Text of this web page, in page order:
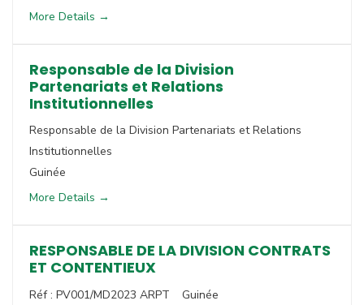
More Details
Responsable de la Division
Partenariats et Relations
Institutionnelles
Responsable de la Division Partenariats et Relations
Institutionnelles
Guinée
More Details
RESPONSABLE DE LA DIVISION CONTRATS
ET CONTENTIEUX
Réf : PV001/MD2023 ARPT
Guinée